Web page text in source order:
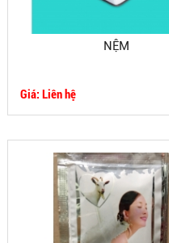
NỆM
Giá: Liên hệ